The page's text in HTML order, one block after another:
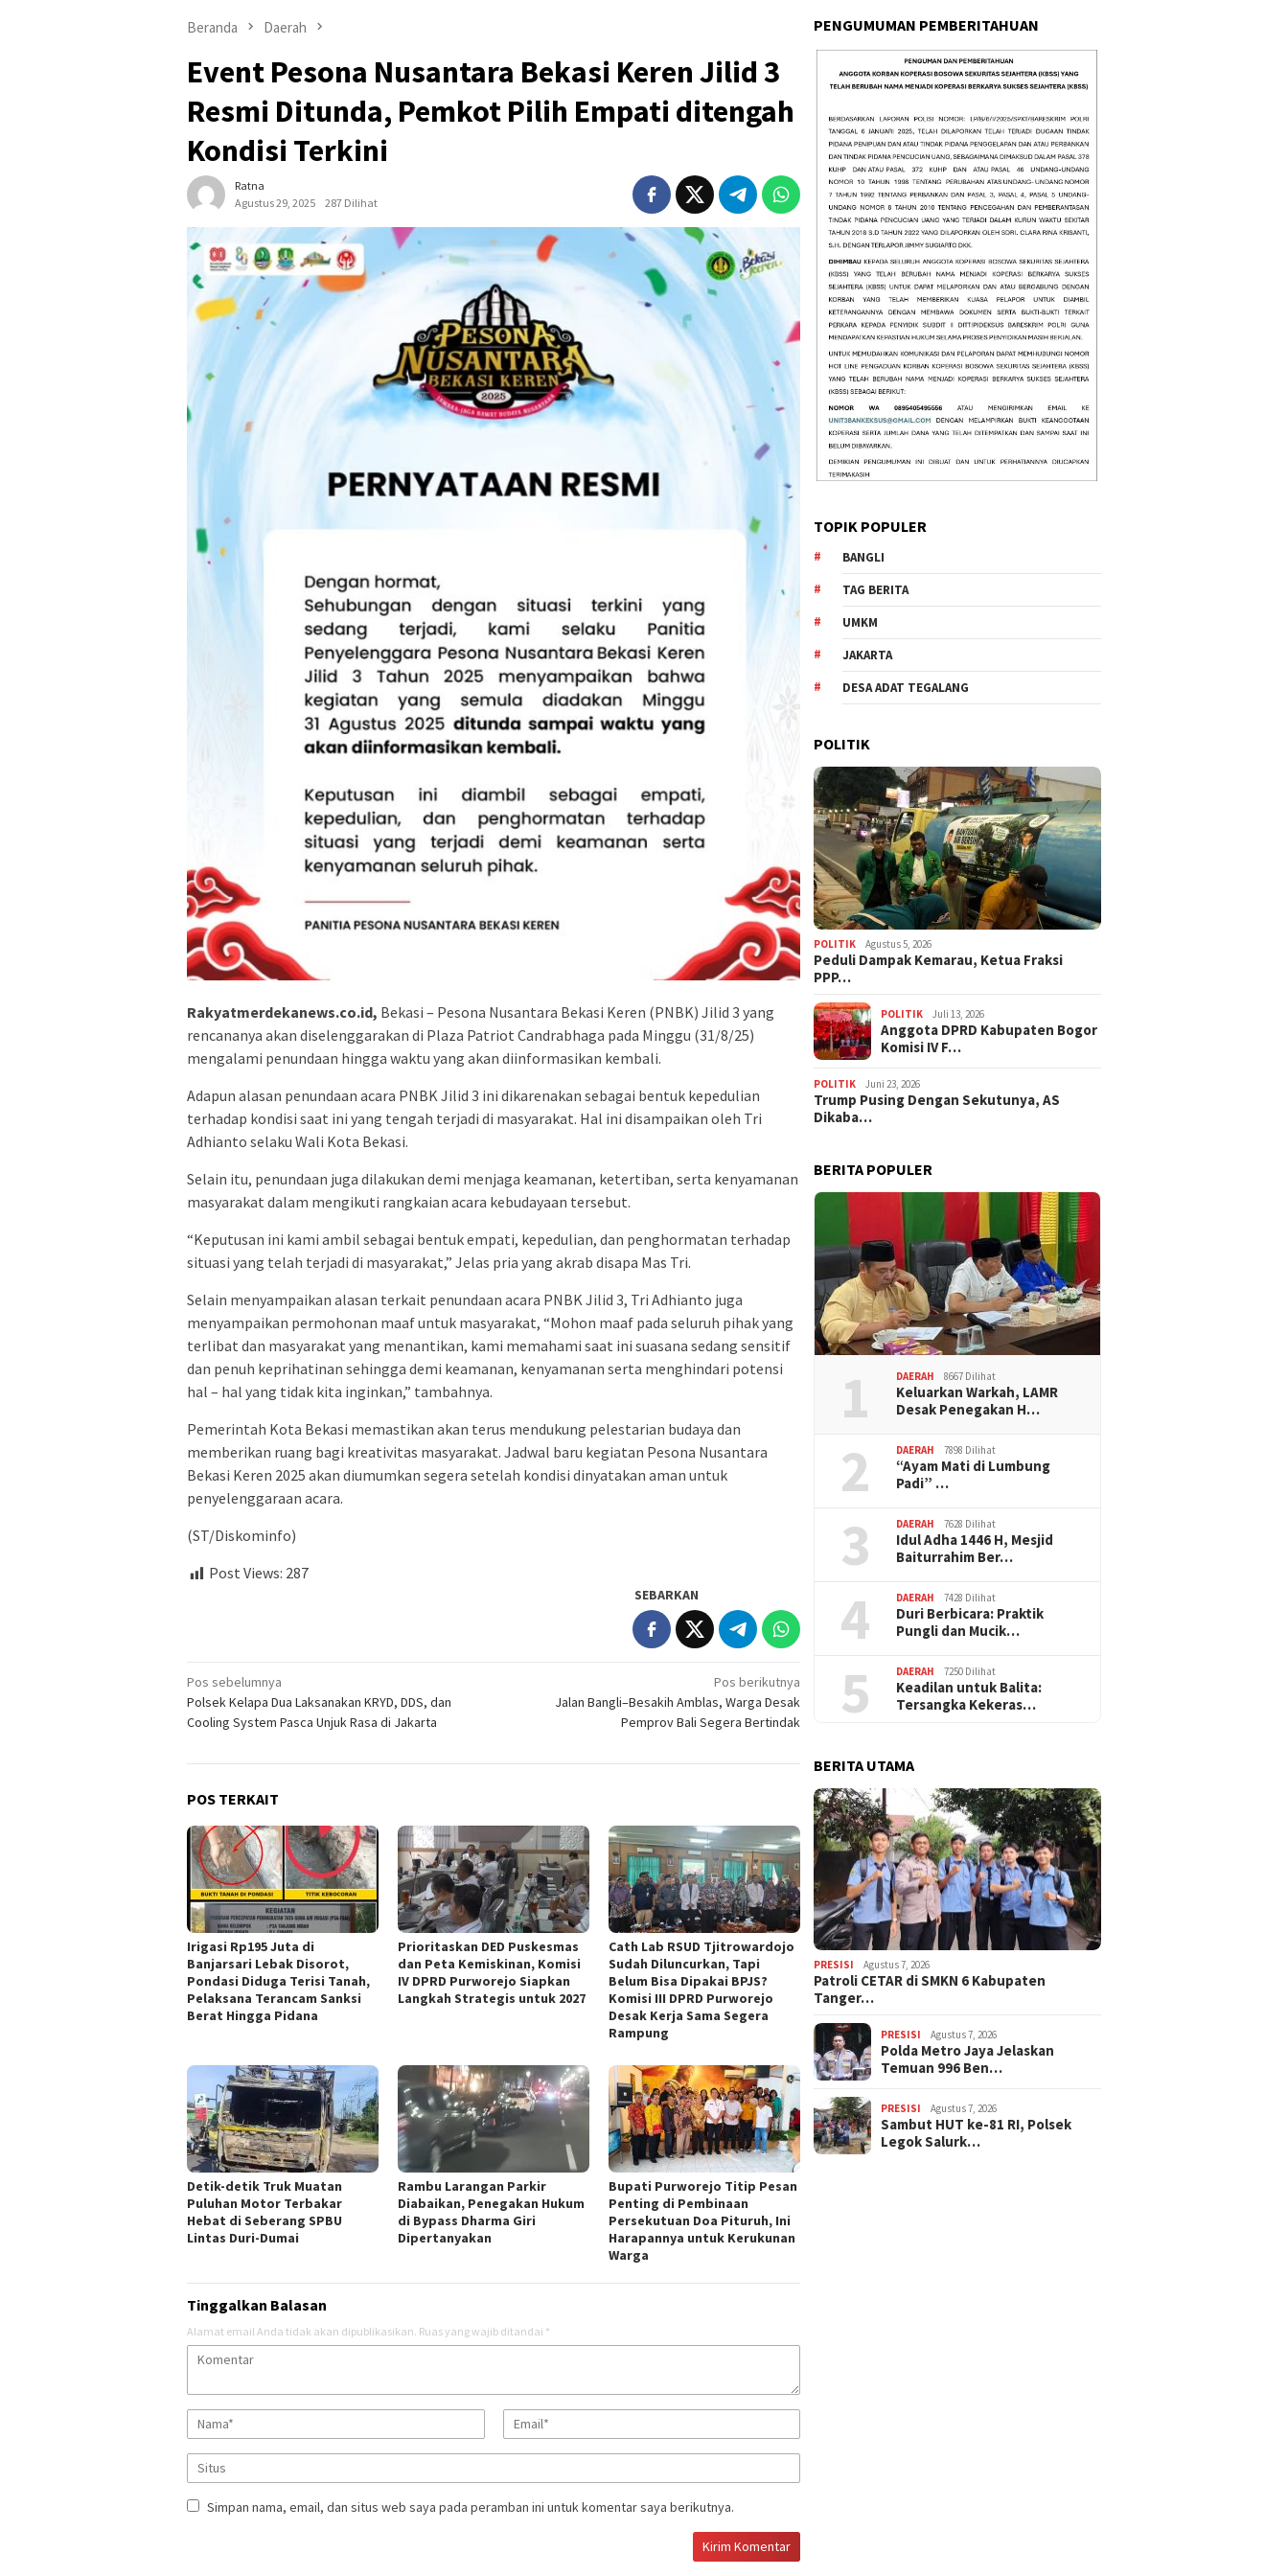
Beranda Daerah
Event Pesona Nusantara Bekasi Keren Jilid 3
Resmi Ditunda, Pemkot Pilih Empati ditengah
Kondisi Terkini
Ratna
Agustus 29, 2025
287 Dilihat
Rakyatmerdekanews.co.id, Bekasi – Pesona Nusantara Bekasi Keren (PNBK) Jilid 3 yang
rencananya akan diselenggarakan di Plaza Patriot Candrabhaga pada Minggu (31/8/25)
mengalami penundaan hingga waktu yang akan diinformasikan kembali.
Adapun alasan penundaan acara PNBK Jilid 3 ini dikarenakan sebagai bentuk kepedulian
terhadap kondisi saat ini yang tengah terjadi di masyarakat. Hal ini disampaikan oleh Tri
Adhianto selaku Wali Kota Bekasi.
Selain itu, penundaan juga dilakukan demi menjaga keamanan, ketertiban, serta kenyamanan
masyarakat dalam mengikuti rangkaian acara kebudayaan tersebut.
“Keputusan ini kami ambil sebagai bentuk empati, kepedulian, dan penghormatan terhadap
situasi yang telah terjadi di masyarakat,” Jelas pria yang akrab disapa Mas Tri.
Selain menyampaikan alasan terkait penundaan acara PNBK Jilid 3, Tri Adhianto juga
menyampaikan permohonan maaf untuk masyarakat, “Mohon maaf pada seluruh pihak yang
terlibat dan masyarakat yang menantikan, kami memahami saat ini suasana sedang sensitif
dan penuh keprihatinan sehingga demi keamanan, kenyamanan serta menghindari potensi
hal – hal yang tidak kita inginkan,” tambahnya.
Pemerintah Kota Bekasi memastikan akan terus mendukung pelestarian budaya dan
memberikan ruang bagi kreativitas masyarakat. Jadwal baru kegiatan Pesona Nusantara
Bekasi Keren 2025 akan diumumkan segera setelah kondisi dinyatakan aman untuk
penyelenggaraan acara.
(ST/Diskominfo)
Post Views: 287
SEBARKAN
Navigasi
pos
Pos sebelumnya
Polsek Kelapa Dua Laksanakan KRYD, DDS, dan
Cooling System Pasca Unjuk Rasa di Jakarta
Pos berikutnya
Jalan Bangli–Besakih Amblas, Warga Desak
Pemprov Bali Segera Bertindak
POS TERKAIT
Irigasi Rp195 Juta di
Banjarsari Lebak Disorot,
Pondasi Diduga Terisi Tanah,
Pelaksana Terancam Sanksi
Berat Hingga Pidana
‎Prioritaskan DED Puskesmas
dan Peta Kemiskinan, Komisi
IV DPRD Purworejo Siapkan
Langkah Strategis untuk 2027 ‎
‎Cath Lab RSUD Tjitrowardojo
Sudah Diluncurkan, Tapi
Belum Bisa Dipakai BPJS?
Komisi III DPRD Purworejo
Desak Kerja Sama Segera
Rampung
Detik-detik Truk Muatan
Puluhan Motor Terbakar
Hebat di Seberang SPBU
Lintas Duri-Dumai
Rambu Larangan Parkir
Diabaikan, Penegakan Hukum
di Bypass Dharma Giri
Dipertanyakan
Bupati Purworejo Titip Pesan
Penting di Pembinaan
Persekutuan Doa Pituruh, Ini
Harapannya untuk Kerukunan
Warga
Tinggalkan Balasan
Alamat email Anda tidak akan dipublikasikan. Ruas yang wajib ditandai *
Simpan nama, email, dan situs web saya pada peramban ini untuk komentar saya berikutnya.
PENGUMUMAN PEMBERITAHUAN
TOPIK POPULER
BANGLI
TAG BERITA
UMKM
JAKARTA
DESA ADAT TEGALANG
POLITIK
POLITIK Agustus 5, 2026
‎Peduli Dampak Kemarau, Ketua Fraksi
PPP…
POLITIK Juli 13, 2026
Anggota DPRD Kabupaten Bogor
Komisi IV F…
POLITIK Juni 23, 2026
Trump Pusing Dengan Sekutunya, AS
Dikaba…
BERITA POPULER
1 DAERAH 8667 Dilihat
Keluarkan Warkah, LAMR
Desak Penegakan H…
2 DAERAH 7898 Dilihat
“Ayam Mati di Lumbung
Padi” …
3 DAERAH 7628 Dilihat
Idul Adha 1446 H, Mesjid
Baiturrahim Ber…
4 DAERAH 7428 Dilihat
Duri Berbicara: Praktik
Pungli dan Mucik…
5 DAERAH 7250 Dilihat
Keadilan untuk Balita:
Tersangka Kekeras…
BERITA UTAMA
PRESISI Agustus 7, 2026
Patroli CETAR di SMKN 6 Kabupaten
Tanger…
PRESISI Agustus 7, 2026
Polda Metro Jaya Jelaskan
Temuan 996 Ben…
PRESISI Agustus 7, 2026
Sambut HUT ke-81 RI, Polsek
Legok Salurk…